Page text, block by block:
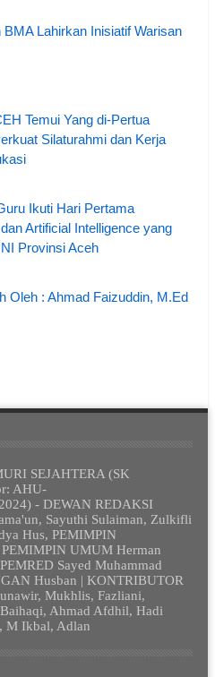
Lahirkan Inisiatif Warisan
Temui Yang di-Pertua
Silaturahmi dan Kerja
Ikuti Hari Pertama
Artificial Intelligence yang
Provinsi Aceh
Oleh : Ahmad Faizuddin, M.Ed
SEJAHTERA (SK
AHU-
- DEWAN REDAKSI
Sayuthi Sulaiman, Zulkifli
Hus, PEMIMPIN
UMUM Herman
Sayed Muhammad
Husban | KONTRIBUTOR
Mukhlis, Fazliani,
Ahmad Afdhil, Hadi
M Ikbal, Adlan